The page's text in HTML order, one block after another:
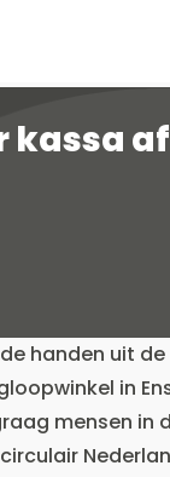
kassa
handen uit
in
mensen in